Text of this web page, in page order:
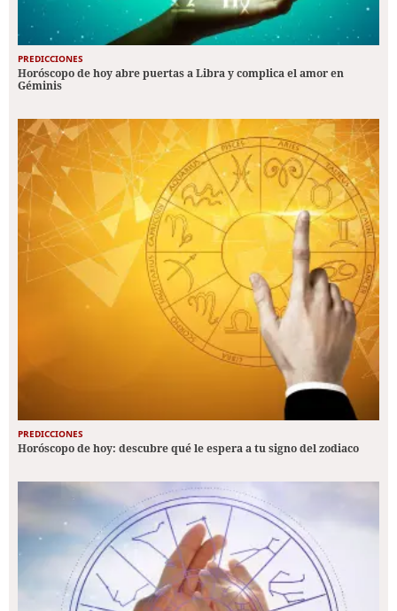
PREDICCIONES
Horóscopo de hoy abre puertas a Libra y complica el amor en
Géminis
PREDICCIONES
Horóscopo de hoy: descubre qué le espera a tu signo del zodiaco